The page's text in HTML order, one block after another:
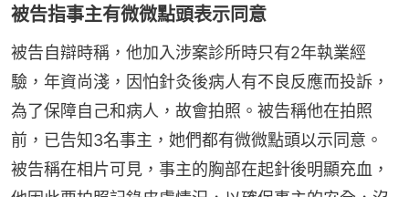
被告指事主有微微點頭表示同意
被告自辯時稱，他加入涉案診所時只有2年執業經
驗，年資尚淺，因怕針灸後病人有不良反應而投訴，
為了保障自己和病人，故會拍照。被告稱他在拍照
前，已告知3名事主，她們都有微微點頭以示同意。
被告稱在相片可見，事主的胸部在起針後明顯充血，